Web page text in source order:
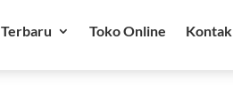
Terbaru Toko Online Kontak